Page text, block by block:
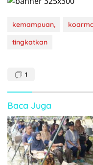
kemampuan,
tingkatkan
1
Baca Juga